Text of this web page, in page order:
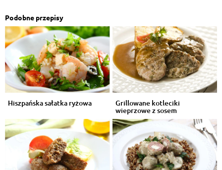
Podobne przepisy
Hiszpańska sałatka ryżowa Grillowane kotleciki
wieprzowe z sosem
pieczeniowym